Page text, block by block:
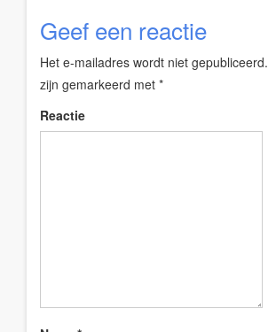
Geef een reactie
Het e-mailadres wordt niet gepubliceerd.
zijn gemarkeerd met *
Reactie